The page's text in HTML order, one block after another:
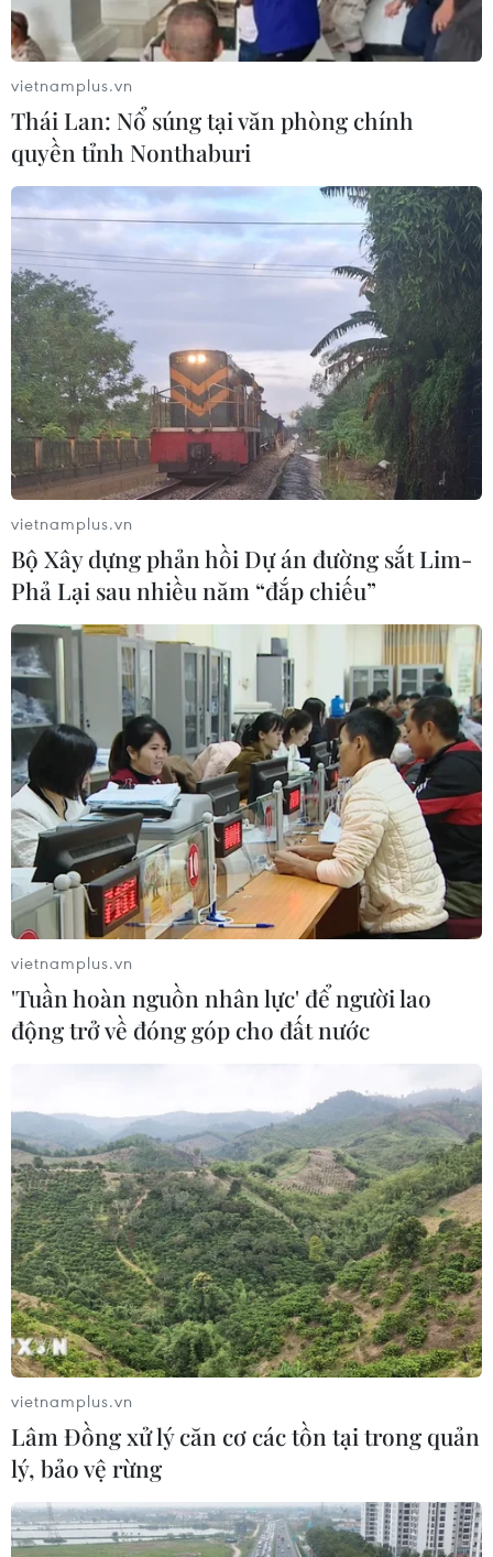
vietnamplus.vn
Thái Lan: Nổ súng tại văn phòng chính
quyền tỉnh Nonthaburi
vietnamplus.vn
Bộ Xây dựng phản hồi Dự án đường sắt Lim-
Phả Lại sau nhiều năm “đắp chiếu”
vietnamplus.vn
'Tuần hoàn nguồn nhân lực' để người lao
động trở về đóng góp cho đất nước
vietnamplus.vn
Lâm Đồng xử lý căn cơ các tồn tại trong quản
lý, bảo vệ rừng